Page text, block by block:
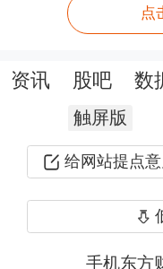
数据显示最近
较好，新增确
滑。截至2月
病例为38万人
下降14万人。
诊病例6.7万
降了0.6万人
点
资讯 股吧 数
触屏版
给网站提点
手机东方